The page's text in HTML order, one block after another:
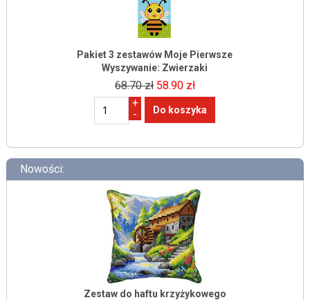
Pakiet 3 zestawów Moje Pierwsze
Wyszywanie: Zwierzaki
68.70 zł 58.90 zł
+
-
Nowości:
Zestaw do haftu krzyżykowego